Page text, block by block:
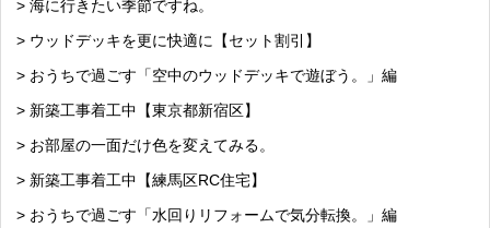
> 海に行きたい季節ですね。
> ウッドデッキを更に快適に【セット割引】
> おうちで過ごす「空中のウッドデッキで遊ぼう。」編
> 新築工事着工中【東京都新宿区】
> お部屋の一面だけ色を変えてみる。
> 新築工事着工中【練馬区RC住宅】
> おうちで過ごす「水回りリフォームで気分転換。」編